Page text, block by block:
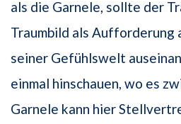
als die Garnele, sollte der
Traumbild als Aufforderung
seiner Gefühlswelt
einmal hinschauen, wo es
Garnele kann hier